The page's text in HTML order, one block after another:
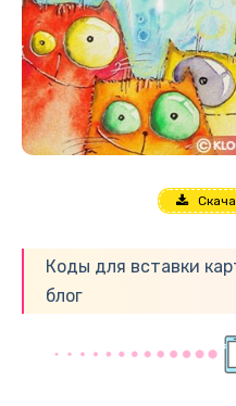
Коды для вставки
блог